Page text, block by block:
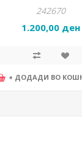
242670
1.200,00 ден
+ ДОДАДИ ВО